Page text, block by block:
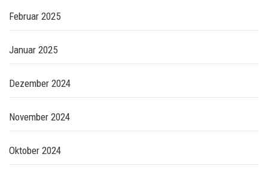
Februar 2025
Januar 2025
Dezember 2024
November 2024
Oktober 2024